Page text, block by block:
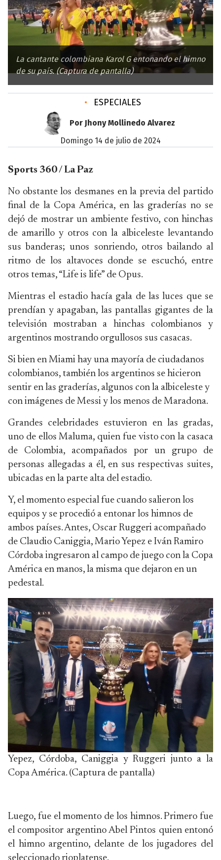
La cantante colombiana Karol G entonando el himno
de su país. (Captura de pantalla)
• ESPECIALES
Por Jhony Mollinedo Alvarez
domingo 14 de julio de 2024
Sports 360 / La Paz
No obstante los desmanes en la previa del partido
final de la Copa América, en las graderías no se
dejó de mostrar un ambiente festivo, con hinchas
de amarillo y otros con la albiceleste levantando
sus banderas; unos sonriendo, otros bailando al
ritmo de los altavoces donde se escuchó, entre
otros temas, “Life is life” de Opus.
Mientras el estadio hacía gala de las luces que se
prendían y apagaban, las pantallas gigantes de la
televisión mostraban a hinchas colombianos y
argentinos mostrando orgullosos sus casacas.
Si bien en Miami hay una mayoría de ciudadanos
colombianos, también los argentinos se hicieron
sentir en las graderías, algunos con la albiceleste y
con imágenes de Messi y los menos de Maradona.
Grandes celebridades estuvieron en las gradas,
uno de ellos Maluma, quien fue visto con la casaca
de Colombia, acompañados por un grupo de
personas allegadas a él, en sus respectivas suites,
ubicadas en la parte alta del estadio.
Y, el momento especial fue cuando salieron los
equipos y se procedió a entonar los himnos de
ambos países. Antes, Oscar Ruggeri acompañado
de Claudio Caniggia, Mario Yepez e Iván Ramiro
Córdoba ingresaron al campo de juego con la Copa
América en manos, la misma que dejaron en un
pedestal.
Yepez, Córdoba, Caniggia y Ruggeri junto a la
Copa América. (Captura de pantalla)
Luego, fue el momento de los himnos. Primero fue
el compositor argentino Abel Pintos quien entonó
el himno argentino, delante de los jugadores del
seleccionado rioplatense.